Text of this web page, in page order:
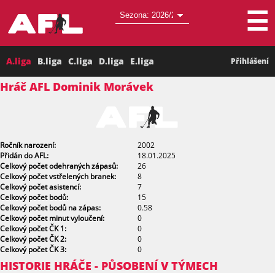
☰
A.liga B.liga C.liga D.liga E.liga Přihlášení
Hráč AFL Dominik Morávek
Ročník narození:
2002
Přidán do AFL:
18.01.2025
Celkový počet odehraných zápasů:
26
Celkový počet vstřelených branek:
8
Celkový počet asistencí:
7
Celkový počet bodů:
15
Celkový počet bodů na zápas:
0.58
Celkový počet minut vyloučení:
0
Celkový počet ČK 1:
0
Celkový počet ČK 2:
0
Celkový počet ČK 3:
0
HISTORIE HRÁČE - PŮSOBENÍ V TÝMECH